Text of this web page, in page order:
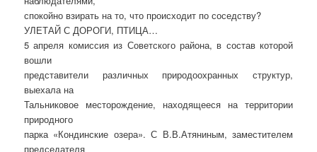
спокойно взирать на то, что происходит по соседству?
УЛЕТАЙ С ДОРОГИ, ПТИЦА…
5 апреля комиссия из Советского района, в состав которой
вошли
представители различных природоохранных структур,
выехала на
Тальниковое месторождение, находящееся на территории
природного
парка «Кондинские озера». С В.В.Атяниным, заместителем
председателя